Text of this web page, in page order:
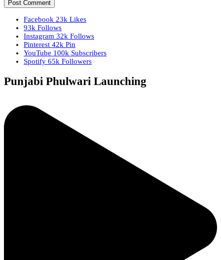
Facebook 23k Likes
93k Follows
Instagram 32k Follows
Pinterest 42k Pin
YouTube 100k Subscribers
Spotify 65k Followers
Punjabi Phulwari Launching